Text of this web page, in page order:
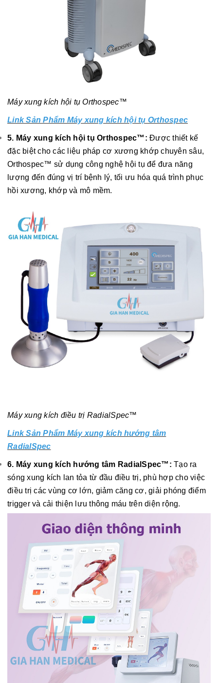
Máy xung kích hội tụ Orthospec™
Link Sản Phẩm Máy xung kích hội tụ Orthospec
5. Máy xung kích hội tụ Orthospec™: Được thiết kế
đặc biệt cho các liệu pháp cơ xương khớp chuyên sâu,
Orthospec™ sử dụng công nghệ hội tụ để đưa năng
lượng đến đúng vị trí bệnh lý, tối ưu hóa quá trình phục
hồi xương, khớp và mô mềm.
Máy xung kích điều trị RadialSpec™
Link Sản Phẩm Máy xung kích hướng tâm
RadialSpec
6. Máy xung kích hướng tâm RadialSpec™: Tạo ra
sóng xung kích lan tỏa từ đầu điều trị, phù hợp cho việc
điều trị các vùng cơ lớn, giảm căng cơ, giải phóng điểm
trigger và cải thiện lưu thông máu trên diện rộng.